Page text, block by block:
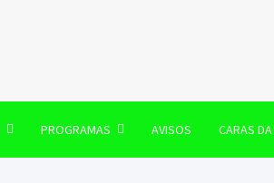
PROGRAMAS AVISOS CARAS